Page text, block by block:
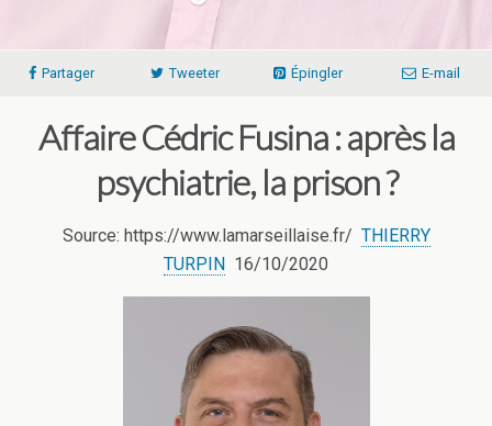
Partager Tweeter Épingler E-mail
Affaire Cédric Fusina : après la
psychiatrie, la prison ?
Source: https://www.lamarseillaise.fr/ THIERRY
TURPIN 16/10/2020